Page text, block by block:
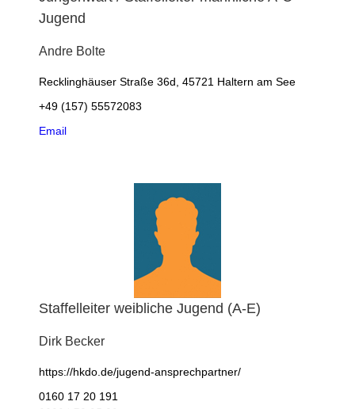
Jugend
Andre Bolte
Recklinghäuser Straße 36d, 45721 Haltern am See
+49 (157) 55572083
Email
Staffelleiter weibliche Jugend (A-E)
Dirk Becker
https://hkdo.de/jugend-ansprechpartner/
0160 17 20 191